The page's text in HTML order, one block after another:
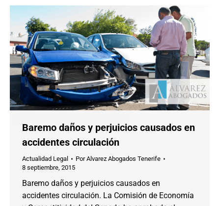
Baremo daños y perjuicios causados en
accidentes circulación
Actualidad Legal PorAlvarez Abogados Tenerife
8 septiembre, 2015
Baremo daños y perjuicios causados en
accidentes circulación. La Comisión de Economía